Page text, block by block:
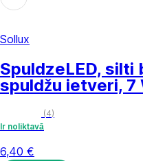
Sollux
SpuldzeLED, silti
spuldžu ietveri, 7
(4)
Ir noliktavā
6,40 €